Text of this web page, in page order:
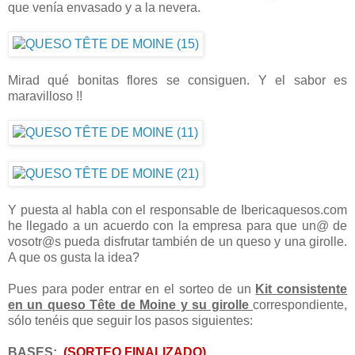
que venía envasado y a la nevera.
Mirad qué bonitas flores se consiguen. Y el sabor es
maravilloso !!
Y puesta al habla con el responsable de Ibericaquesos.com
he llegado a un acuerdo con la empresa para que un@ de
vosotr@s pueda disfrutar también de un queso y una girolle.
A que os gusta la idea?
Pues para poder entrar en el sorteo de un Kit consistente
en un queso Tête de Moine y su girolle correspondiente,
sólo tenéis que seguir los pasos siguientes: